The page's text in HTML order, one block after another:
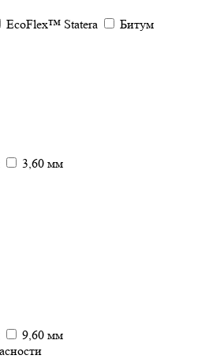
EcoFlex™ Statera Битум
3,60 мм
9,60 мм